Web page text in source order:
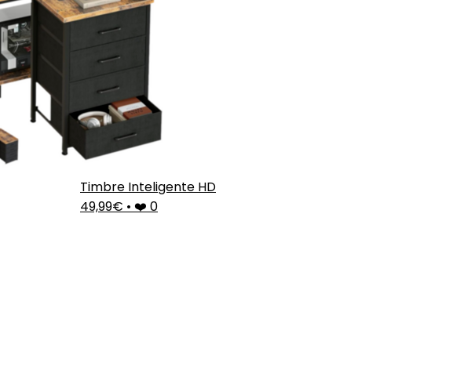
Timbre Inteligente HD
49,99€ • ❤️ 0